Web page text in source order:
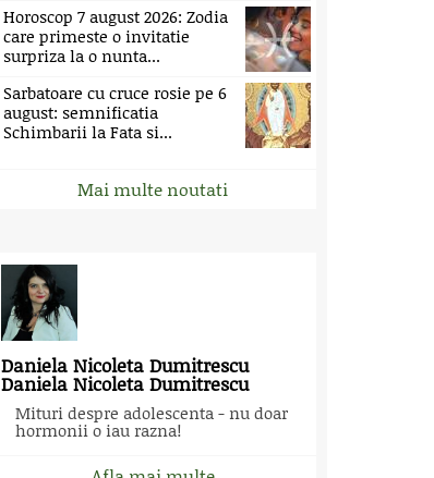
Horoscop 7 august 2026: Zodia
care primeste o invitatie
surpriza la o nunta...
Sarbatoare cu cruce rosie pe 6
august: semnificatia
Schimbarii la Fata si...
Mai multe noutati
Daniela Nicoleta Dumitrescu
Daniela Nicoleta Dumitrescu
Mituri despre adolescenta - nu doar
hormonii o iau razna!